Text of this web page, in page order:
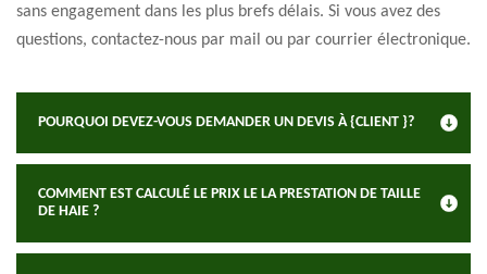
sans engagement dans les plus brefs délais. Si vous avez des
questions, contactez-nous par mail ou par courrier électronique.
POURQUOI DEVEZ-VOUS DEMANDER UN DEVIS À {CLIENT }?
COMMENT EST CALCULÉ LE PRIX LE LA PRESTATION DE TAILLE
DE HAIE ?